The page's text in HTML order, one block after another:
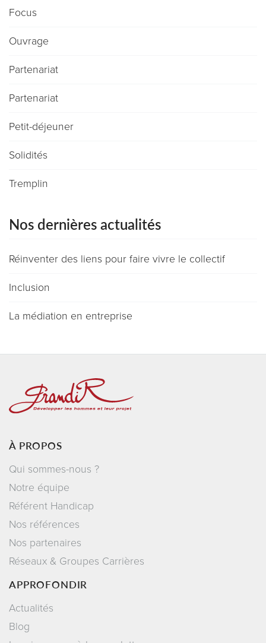
Focus
Ouvrage
Partenariat
Partenariat
Petit-déjeuner
Solidités
Tremplin
Nos dernières actualités
Réinventer des liens pour faire vivre le collectif
Inclusion
La médiation en entreprise
À PROPOS
Qui sommes-nous ?
Notre équipe
Référent Handicap
Nos références
Nos partenaires
Réseaux & Groupes Carrières
APPROFONDIR
Actualités
Blog